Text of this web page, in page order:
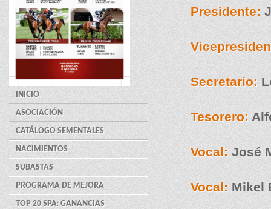
INICIO
ASOCIACIÓN
CATÁLOGO SEMENTALES
NACIMIENTOS
SUBASTAS
PROGRAMA DE MEJORA
TOP 20 SPA: GANANCIAS
Presidente:
Secretario:
Tesorero:
Vocal: José
Vocal: Mikel